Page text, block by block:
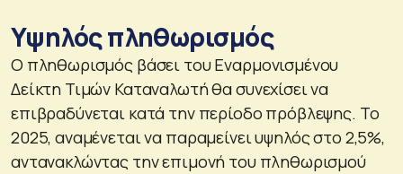
Υψηλός πληθωρισμός
Ο πληθωρισμός βάσει του Εναρμονισμένου
Δείκτη Τιμών Καταναλωτή θα συνεχίσει να
επιβραδύνεται κατά την περίοδο πρόβλεψης. Το
2025, αναμένεται να παραμείνει υψηλός στο 2,5%,
αντανακλώντας την επιμονή του πληθωρισμού